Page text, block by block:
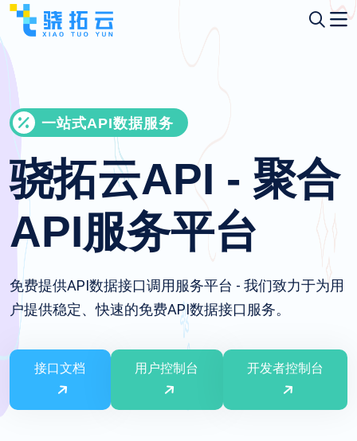
一站式API数据服务
骁拓云API - 聚合
API服务平台
免费提供API数据接口调用服务平台 - 我们致力于为用
户提供稳定、快速的免费API数据接口服务。
接口文档 用户控制台 开发者控制台